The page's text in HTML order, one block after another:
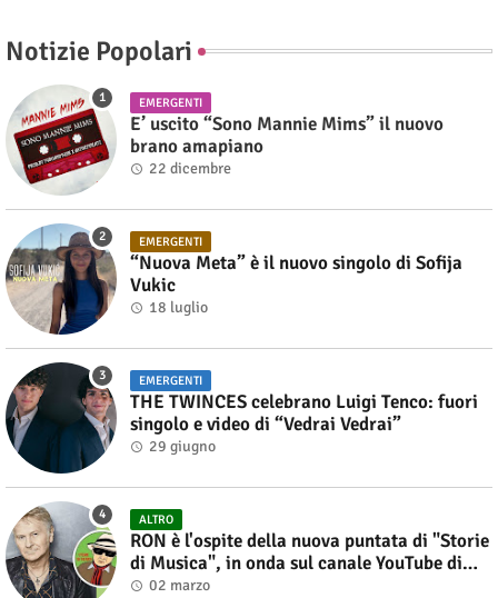
Notizie Popolari
EMERGENTI
E’ uscito “Sono Mannie Mims” il nuovo
brano amapiano
22 dicembre
EMERGENTI
“Nuova Meta” è il nuovo singolo di Sofija
Vukic
18 luglio
EMERGENTI
THE TWINCES celebrano Luigi Tenco: fuori
singolo e video di “Vedrai Vedrai”
29 giugno
ALTRO
RON è l'ospite della nuova puntata di "Storie
di Musica", in onda sul canale YouTube di
Alberto Salerno
02 marzo